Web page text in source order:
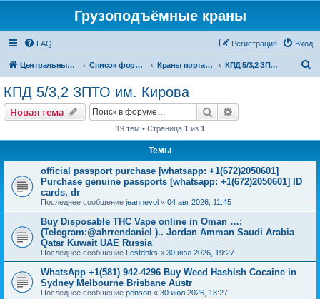
Грузоподъёмные краны
FAQ Вход
Регистрация
Центральный сайт Список форумов Краны портальные КПД 5/3,2 ЗПТО им. Кирова
КПД 5/3,2 ЗПТО им. Кирова
Новая тема Поиск
19 тем • Страница 1 из 1
Темы
official passport purchase [whatsapp: +1(672)2050601]
Purchase genuine passports [whatsapp: +1(672)2050601] ID
cards, dr
Последнее сообщение jeannevol « 04 авг 2026, 11:45
Buy Disposable THC Vape online in Oman …:
(Telegram:@ahrrendaniel ).. Jordan Amman Saudi Arabia
Qatar Kuwait UAE Russia
Последнее сообщение Lestdnks « 30 июл 2026, 19:27
WhatsApp +1(581) 942-4296 Buy Weed Hashish Cocaine in
Sydney Melbourne Brisbane Austr
Последнее сообщение penson « 30 июл 2026, 18:27